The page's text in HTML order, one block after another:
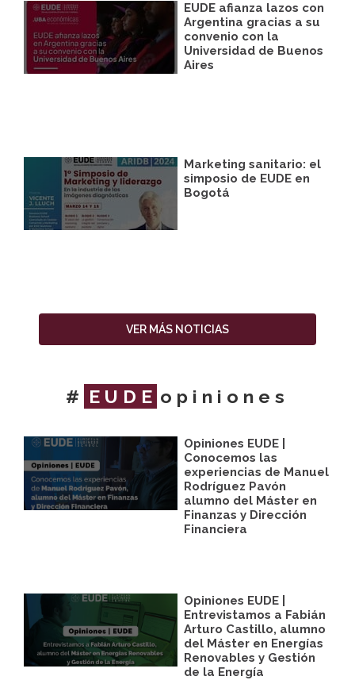
EUDE afianza lazos con
Argentina gracias a su
convenio con la
Universidad de Buenos
Aires
Marketing sanitario: el
simposio de EUDE en
Bogotá
VER MÁS NOTICIAS
# EUDE opiniones
Opiniones EUDE |
Conocemos las
experiencias de Manuel
Rodríguez Pavón
alumno del Máster en
Finanzas y Dirección
Financiera
Opiniones EUDE |
Entrevistamos a Fabián
Arturo Castillo, alumno
del Máster en Energías
Renovables y Gestión
de la Energía